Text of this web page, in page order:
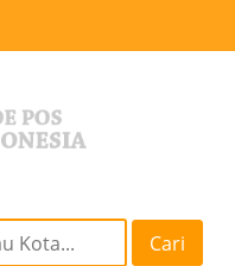
Cari